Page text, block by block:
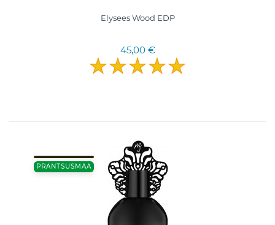
Elysees Wood EDP
45,00 €
PRANTSUSMAA